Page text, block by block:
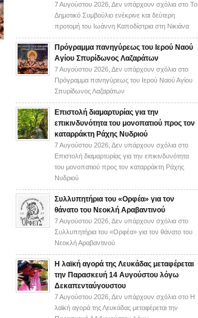
7 Αυγούστου 2026, Δεν υπάρχουν σχόλια στο Το
Δημοτικό Συμβούλιο ενέκρινε και δεύτερη
προτομή του Ιωάννη Καποδίστρια στη Νικιάνα
Πρόγραμμα πανηγύρεως του Ιερού Ναού
Αγίου Σπυρίδωνος Λαζαράτων
7 Αυγούστου 2026, Δεν υπάρχουν σχόλια στο
Πρόγραμμα πανηγύρεως του Ιερού Ναού Αγίου
Σπυρίδωνος Λαζαράτων
Επιστολή διαμαρτυρίας για την
επικινδυνότητα του μονοπατιού προς τον
καταρράκτη Ράχης Νυδριού
7 Αυγούστου 2026, Δεν υπάρχουν σχόλια στο
Επιστολή διαμαρτυρίας για την επικινδυνότητα
του μονοπατιού προς τον καταρράκτη Ράχης
Νυδριού
Συλλυπητήρια του «Ορφέα» για τον
θάνατο του Νεοκλή Αραβαντινού
7 Αυγούστου 2026, Δεν υπάρχουν σχόλια στο
Συλλυπητήρια του «Ορφέα» για τον θάνατο του
Νεοκλή Αραβαντινού
Η λαϊκή αγορά της Λευκάδας μεταφέρεται
την Παρασκευή 14 Αυγούστου λόγω
Δεκαπενταύγουστου
7 Αυγούστου 2026, Δεν υπάρχουν σχόλια στο Η
λαϊκή αγορά της Λευκάδας μεταφέρεται την